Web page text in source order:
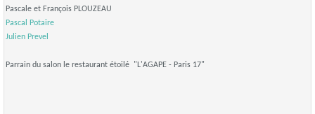
Pascale et François PLOUZEAU
Pascal Potaire
Julien Prevel
Parrain du salon le restaurant étoilé "L'AGAPE - Paris 17"